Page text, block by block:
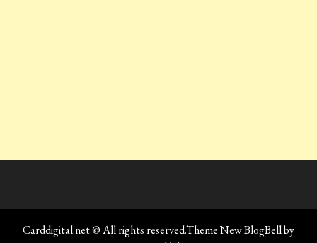
Carddigital.net © All rights reserved.Theme New BlogBell by